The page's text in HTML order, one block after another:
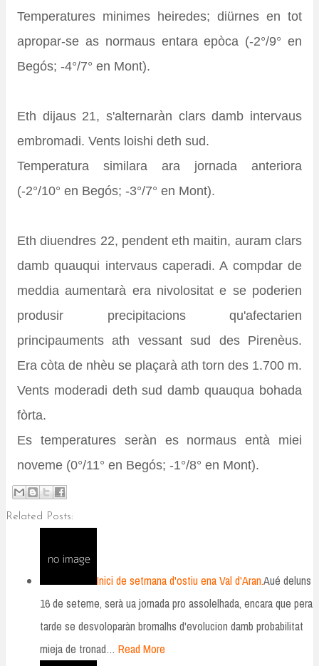
Temperatures minimes heiredes; diürnes en tot
apropar-se as normaus entara epòca (-2°/9° en
Begós; -4°/7° en Mont).
Eth dijaus 21, s'alternaràn clars damb intervaus
embromadi. Vents loishi deth sud.
Temperatura similara ara jornada anteriora
(-2°/10° en Begós; -3°/7° en Mont).
Eth diuendres 22, pendent eth maitin, auram clars
damb quauqui intervaus caperadi. A compdar de
meddia aumentarà era nivolositat e se poderien
produsir precipitacions qu'afectarien
principauments ath vessant sud des Pirenèus.
Era còta de nhèu se plaçarà ath torn des 1.700 m.
Vents moderadi deth sud damb quauqua bohada
fòrta.
Es temperatures seràn es normaus entà miei
noveme (0°/11° en Begós; -1°/8° en Mont).
Related Posts:
Inici de setmana d'ostiu ena Val d'Aran.Aué deluns
16 de seteme, serà ua jornada pro assolelhada, encara que pera
tarde se desvoloparàn bromalhs d'evolucion damb probabilitat
mieja de tronad… Read More